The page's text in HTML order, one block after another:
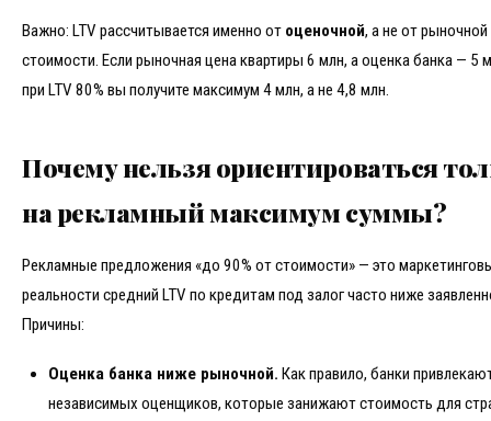
Важно: LTV рассчитывается именно от оценочной, а не от рыночной
стоимости. Если рыночная цена квартиры 6 млн, а оценка банка — 5
при LTV 80% вы получите максимум 4 млн, а не 4,8 млн.
Почему нельзя ориентироваться
на рекламный максимум суммы?
Рекламные предложения «до 90% от стоимости» — это
реальности средний LTV по кредитам под залог часто ниже
Причины:
Оценка банка ниже рыночной. Как правило, банки
независимых оценщиков, которые занижают стоимость для